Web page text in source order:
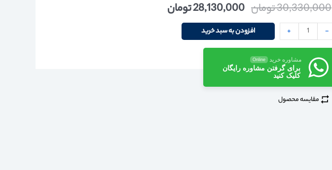
30,330,000تومان 28,130,000تومان
-
+ افزودن به سبد خرید
مشاوره خرید Online
برای گرفتن مشاوره رایگان
کلیک کنید
مقایسه محصول